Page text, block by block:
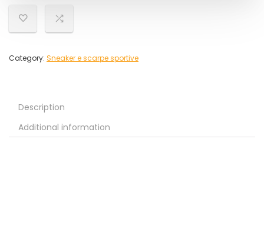
Category: Sneaker e scarpe sportive
Description
Additional information